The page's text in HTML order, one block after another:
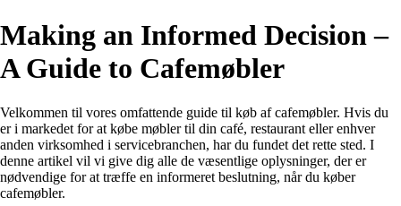
Making an Informed Decision –
A Guide to Cafemøbler
Velkommen til vores omfattende guide til køb af cafemøbler. Hvis du
er i markedet for at købe møbler til din café, restaurant eller enhver
anden virksomhed i servicebranchen, har du fundet det rette sted. I
denne artikel vil vi give dig alle de væsentlige oplysninger, der er
nødvendige for at træffe en informeret beslutning, når du køber
cafemøbler.